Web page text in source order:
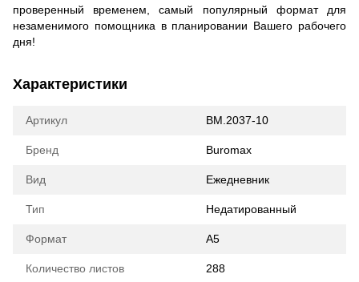
проверенный временем, самый популярный формат для
незаменимого помощника в планировании Вашего рабочего
дня!
Характеристики
Артикул BM.2037-10
Бренд Buromax
Вид Ежедневник
Тип Недатированный
Формат А5
Количество листов 288